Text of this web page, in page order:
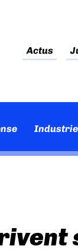
Actus
Industrie